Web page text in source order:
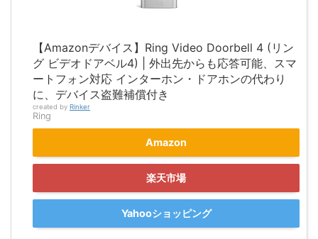
【Amazonデバイス】Ring Video Doorbell 4 (リン
グ ビデオドアベル4) | 外出先からも応答可能、スマ
ートフォン対応 インターホン・ドアホンの代わり
に、デバイス盗難補償付き
created by Rinker
Ring
Amazon
楽天市場
Yahooショッピング